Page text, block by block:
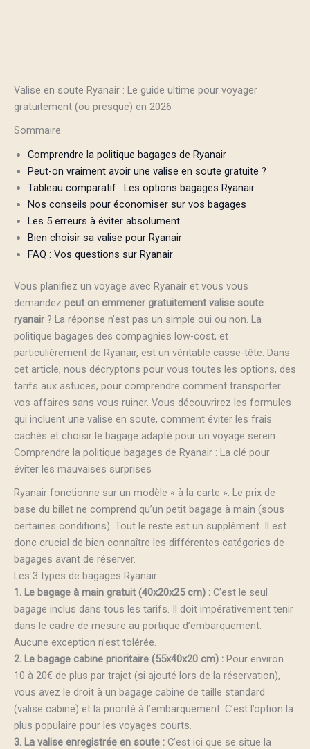
Valise en soute Ryanair : Le guide ultime pour voyager
gratuitement (ou presque) en 2026
Sommaire
Comprendre la politique bagages de Ryanair
Peut-on vraiment avoir une valise en soute gratuite ?
Tableau comparatif : Les options bagages Ryanair
Nos conseils pour économiser sur vos bagages
Les 5 erreurs à éviter absolument
Bien choisir sa valise pour Ryanair
FAQ : Vos questions sur Ryanair
Vous planifiez un voyage avec Ryanair et vous vous
demandez peut on emmener gratuitement valise soute
ryanair ? La réponse n’est pas un simple oui ou non. La
politique bagages des compagnies low-cost, et
particulièrement de Ryanair, est un véritable casse-tête. Dans
cet article, nous décryptons pour vous toutes les options, des
tarifs aux astuces, pour comprendre comment transporter
vos affaires sans vous ruiner. Vous découvrirez les formules
qui incluent une valise en soute, comment éviter les frais
cachés et choisir le bagage adapté pour un voyage serein.
Comprendre la politique bagages de Ryanair : La clé pour
éviter les mauvaises surprises
Ryanair fonctionne sur un modèle « à la carte ». Le prix de
base du billet ne comprend qu’un petit bagage à main (sous
certaines conditions). Tout le reste est un supplément. Il est
donc crucial de bien connaître les différentes catégories de
bagages avant de réserver.
Les 3 types de bagages Ryanair
1. Le bagage à main gratuit (40x20x25 cm) : C’est le seul
bagage inclus dans tous les tarifs. Il doit impérativement tenir
dans le cadre de mesure au portique d’embarquement.
Aucune exception n’est tolérée.
2. Le bagage cabine prioritaire (55x40x20 cm) : Pour environ
10 à 20€ de plus par trajet (si ajouté lors de la réservation),
vous avez le droit à un bagage cabine de taille standard
(valise cabine) et la priorité à l’embarquement. C’est l’option la
plus populaire pour les voyages courts.
3. La valise enregistrée en soute : C’est ici que se situe la